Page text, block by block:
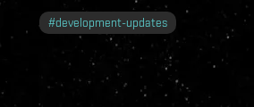
#development-updates